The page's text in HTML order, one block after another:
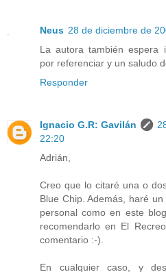
Neus 28 de diciembre de
La autora también espera
por referenciar y un saludo
Responder
Ignacio G.R: Gavilán
22:20
Adrián,
Creo que lo citaré una o
Blue Chip. Además, haré
personal como en este
recomendarlo en El
comentario :-).
En cualquier caso, y